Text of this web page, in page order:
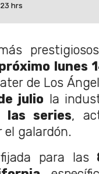
hrs
lunes
de Los
julio la
las series,
el galardón.
para las